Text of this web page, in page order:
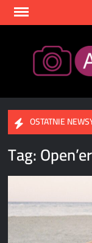
Skip
OSTATNIE
Tag:Open’er